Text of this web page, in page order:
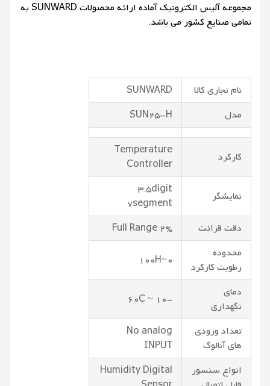
مجموعه آلیس الکترونیک آماده ارائه محصولات SUNWARD به
تمامی صنایع کشور می باشد.
نام تجاری کالا
SUNWARD
مدل
SUN25-H
کارکرد
Temperature
Controller
نمایشگر
3.5digit
7segment
دقت قرائت
2% Full Range
محدوده
رطوبت کارکرد
0~100H
دمای
نگهداری
-10 ~ 60C
تعداد ورودی
های آنالوگ
No analog
INPUT
انواع سنسور
Humidity Digital